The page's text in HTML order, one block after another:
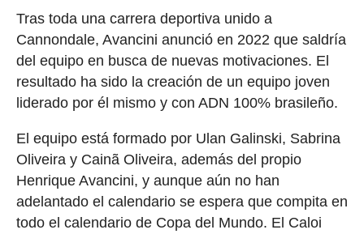
Tras toda una carrera deportiva unido a
Cannondale, Avancini anunció en 2022 que saldría
del equipo en busca de nuevas motivaciones. El
resultado ha sido la creación de un equipo joven
liderado por él mismo y con ADN 100% brasileño.
El equipo está formado por Ulan Galinski, Sabrina
Oliveira y Cainã Oliveira, además del propio
Henrique Avancini, y aunque aún no han
adelantado el calendario se espera que compita en
todo el calendario de Copa del Mundo. El Caloi